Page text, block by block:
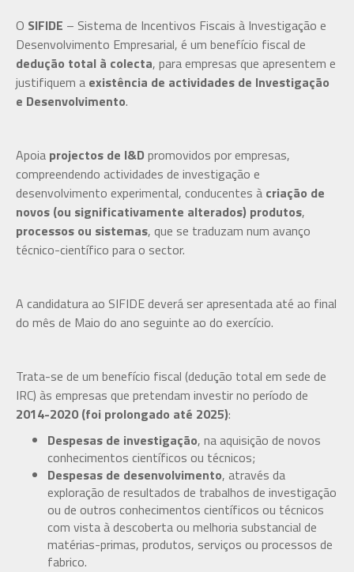
O SIFIDE – Sistema de Incentivos Fiscais à Investigação e
Desenvolvimento Empresarial, é um benefício fiscal de
dedução total à colecta, para empresas que apresentem e
justifiquem a existência de actividades de Investigação
e Desenvolvimento.
Apoia projectos de I&D promovidos por empresas,
compreendendo actividades de investigação e
desenvolvimento experimental, conducentes à criação de
novos (ou significativamente alterados) produtos,
processos ou sistemas, que se traduzam num avanço
técnico-científico para o sector.
A candidatura ao SIFIDE deverá ser apresentada até ao final
do mês de Maio do ano seguinte ao do exercício.
Trata-se de um benefício fiscal (dedução total em sede de
IRC) às empresas que pretendam investir no período de
2014-2020 (foi prolongado até 2025):
Despesas de investigação, na aquisição de novos
conhecimentos científicos ou técnicos;
Despesas de desenvolvimento, através da
exploração de resultados de trabalhos de investigação
ou de outros conhecimentos científicos ou técnicos
com vista à descoberta ou melhoria substancial de
matérias-primas, produtos, serviços ou processos de
fabrico.